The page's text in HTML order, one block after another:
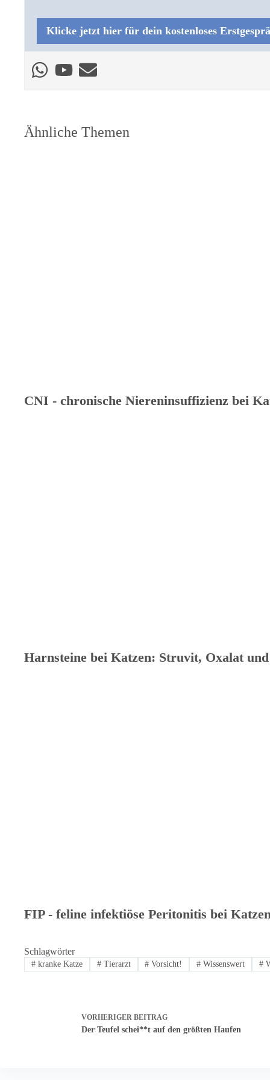
Klicke jetzt hier für dein kostenloses
Ähnliche Themen
CNI - chronische Niereninsuffizienz bei
Harnsteine bei Katzen: Struvit, Oxalat
FIP - feline infektiöse Peritonitis bei
Schlagwörter
#kranke Katze #Tierarzt # Vorsicht! # Wissenswert #
VORHERIGER BEITRAG
Der Teufel schei**t auf den größten Haufen